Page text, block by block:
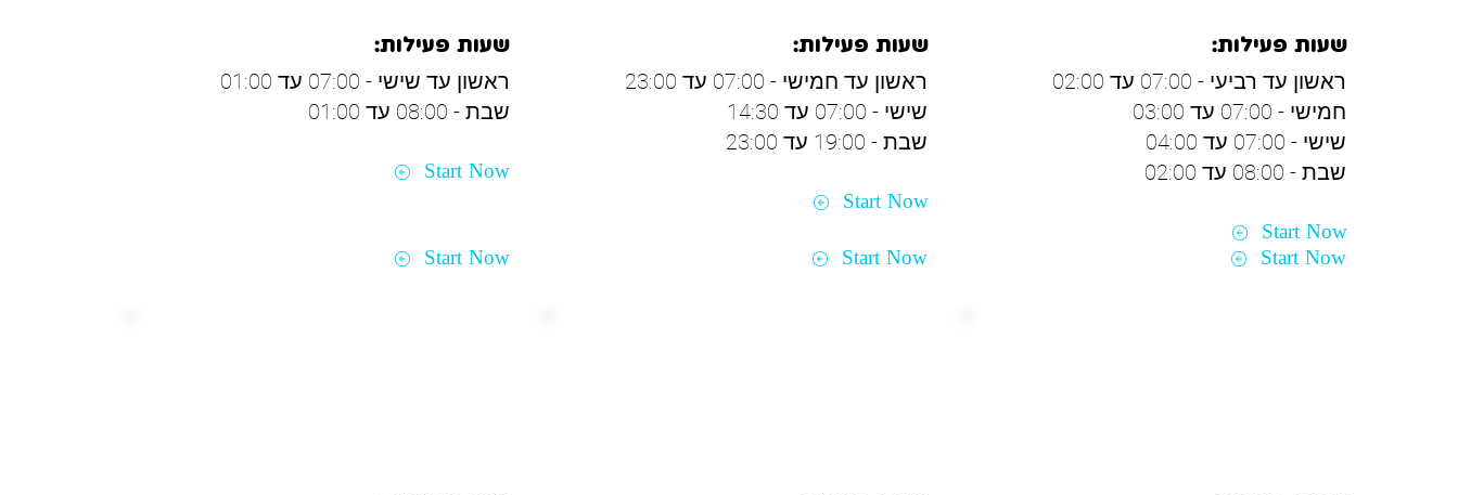
שעות פעילות:
ראשון עד רביעי - 07:00 עד 02:00
חמישי - 07:00 עד 03:00
שישי - 07:00 עד 04:00
שבת - 08:00 עד 02:00
Start Now
Start Now
שעות פעילות:
ראשון עד חמישי - 07:00 עד 23:00
שישי - 07:00 עד 14:30
שבת - 19:00 עד 23:00
Start Now
Start Now
שעות פעילות:
ראשון עד שישי - 07:00 עד 01:00
שבת - 08:00 עד 01:00
Start Now
Start Now